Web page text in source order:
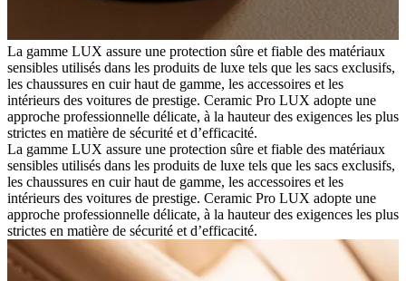
La gamme LUX assure une protection sûre et fiable des matériaux
sensibles utilisés dans les produits de luxe tels que les sacs exclusifs,
les chaussures en cuir haut de gamme, les accessoires et les
intérieurs des voitures de prestige. Ceramic Pro LUX adopte une
approche professionnelle délicate, à la hauteur des exigences les plus
strictes en matière de sécurité et d’efficacité.
La gamme LUX assure une protection sûre et fiable des matériaux
sensibles utilisés dans les produits de luxe tels que les sacs exclusifs,
les chaussures en cuir haut de gamme, les accessoires et les
intérieurs des voitures de prestige. Ceramic Pro LUX adopte une
approche professionnelle délicate, à la hauteur des exigences les plus
strictes en matière de sécurité et d’efficacité.